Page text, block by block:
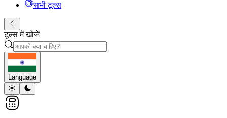
सभी टूल्स
टूल्स में खोजें
Language